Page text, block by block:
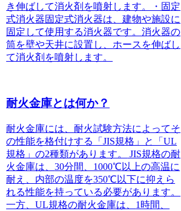
き伸ばして消火剤を噴射します。・固定
式消火器固定式消火器は、建物や施設に
固定して使用する消火器です。消火器の
筒を壁や天井に設置し、ホースを伸ばし
て消火剤を噴射します。
耐火金庫とは何か？
耐火金庫には、耐火試験方法によってそ
の性能を格付けする「JIS規格」と「UL
規格」の2種類があります。
JIS規格の耐
火金庫は、30分間、1000℃以上の高温に
耐え、内部の温度を350℃以下に抑えら
れる性能を持っている必要があります。
一方、UL規格の耐火金庫は、 1時間、